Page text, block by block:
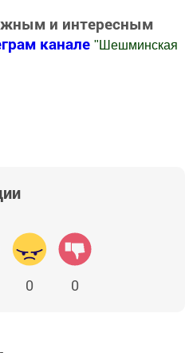
и интересным
канале " Шешминская
0 0